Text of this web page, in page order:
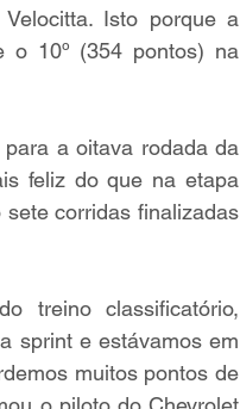
Isto porque a
o 10º (354 pontos) na
a oitava rodada da
feliz do que na etapa
corridas finalizadas
treino classificatório,
sprint e estávamos em
muitos pontos de